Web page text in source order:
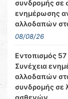
συνδρομής σε
ενημέρωσης
αλλοδαπών
08/08/26
Εντοπισμός
Συνέχεια
αλλοδαπών
συνδρομής σε